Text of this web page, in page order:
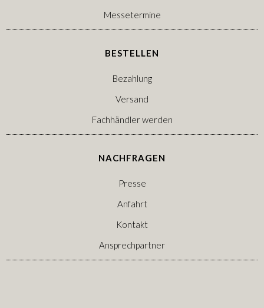
Messetermine
BESTELLEN
Bezahlung
Versand
Fachhändler werden
NACHFRAGEN
Presse
Anfahrt
Kontakt
Ansprechpartner